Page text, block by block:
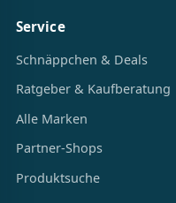
Service
Schnäppchen & Deals
Ratgeber & Kaufberatung
Alle Marken
Partner-Shops
Produktsuche